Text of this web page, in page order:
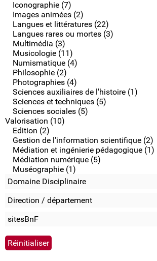
Iconographie (7)
Images animées (2)
Langues et littératures (22)
Langues rares ou mortes (3)
Multimédia (3)
Musicologie (11)
Numismatique (4)
Philosophie (2)
Photographies (4)
Sciences auxiliaires de l'histoire (1)
Sciences et techniques (5)
Sciences sociales (5)
Valorisation (10)
Edition (2)
Gestion de l'information scientifique (2)
Médiation et ingénierie pédagogique (1)
Médiation numérique (5)
Muséographie (1)
Domaine Disciplinaire
Direction / département
sitesBnF